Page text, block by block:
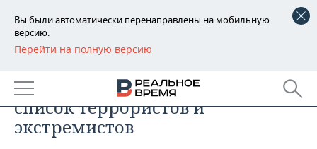
Вы были автоматически перенаправлены на мобильную
версию.
Перейти на полную версию
РЕГИОНЫ
БАШКОРТОСТАН
ТАТАРСТАН
НОВОСТИ
АНАЛИТИКА
Панк-группу Pussy Riot* внесли в
список террористов и
экстремистов